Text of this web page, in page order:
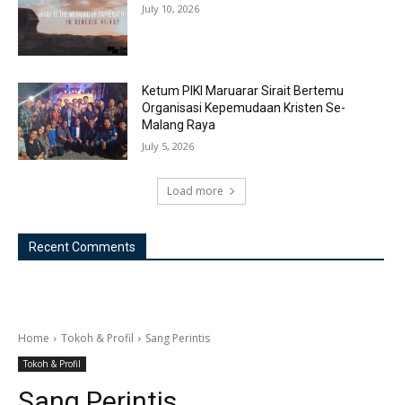
July 10, 2026
Ketum PIKI Maruarar Sirait Bertemu
Organisasi Kepemudaan Kristen Se-
Malang Raya
July 5, 2026
Load more
Recent Comments